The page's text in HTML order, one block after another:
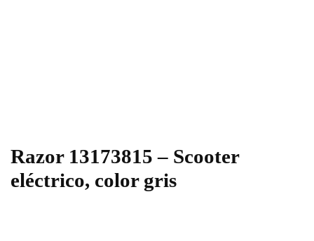
Razor 13173815 – Scooter
eléctrico, color gris